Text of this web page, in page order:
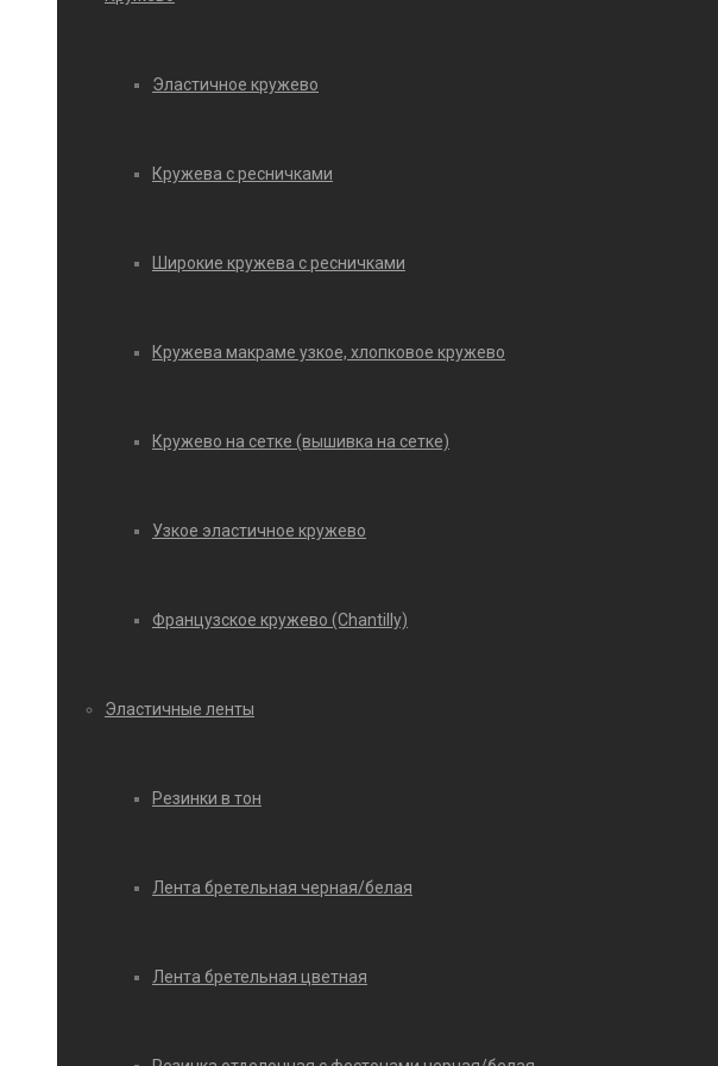
Эластичное кружево
Кружева с ресничками
Широкие кружева с ресничками
Кружева макраме узкое, хлопковое кружево
Кружево на сетке (вышивка на сетке)
Узкое эластичное кружево
Французское кружево (Chantilly)
Эластичные ленты
Резинки в тон
Лента бретельная черная/белая
Лента бретельная цветная